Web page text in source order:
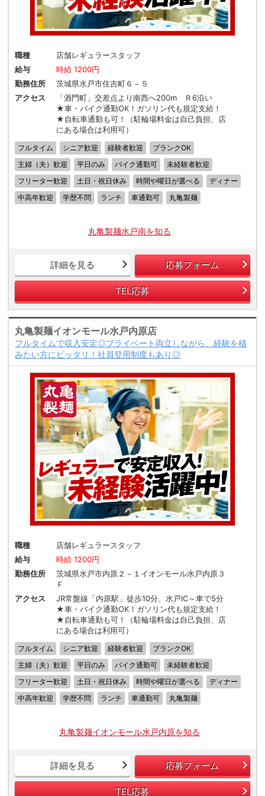
職種
店舗レギュラースタッフ
給与
時給 1200円
勤務住所
茨城県水戸市住吉町６－５
アクセス
「酒門町」交差点より南西へ200m Ｒ6沿い
★車・バイク通勤OK！ガソリン代も規定支給！
★自転車通勤も可！（駐輪場料金は自己負担、店
にある場合は利用可）
フルタイム シニア歓迎 経験者歓迎
ブランクOK
主婦（夫）歓迎
平日のみ バイク通勤可
未経験者歓迎
フリーター歓迎
土日・祝日休み 時間や曜日が選べる
ディナー
中高年歓迎
学歴不問 ランチ 車通勤可 丸亀製麺
丸亀製麺水戸南を知る
詳細を見る 応募フォーム
TEL応募
丸亀製麺イオンモール水戸内原店
フルタイムで収入安定◎プライベート両立しながら、経験を積
みたい方にピッタリ！社員登用制度もあり◎
職種
店舗レギュラースタッフ
給与
時給 1200円
勤務住所
茨城県水戸市内原２－１イオンモール水戸内原３
Ｆ
アクセス
JR常盤線「内原駅」徒歩10分、水戸IC～車で5分
★車・バイク通勤OK！ガソリン代も規定支給！
★自転車通勤も可！（駐輪場料金は自己負担、店
にある場合は利用可）
フルタイム シニア歓迎 経験者歓迎
ブランクOK
主婦（夫）歓迎
平日のみ バイク通勤可
未経験者歓迎
フリーター歓迎
土日・祝日休み 時間や曜日が選べる
ディナー
中高年歓迎
学歴不問 ランチ 車通勤可 丸亀製麺
丸亀製麺イオンモール水戸内原を知る
詳細を見る 応募フォーム
TEL応募